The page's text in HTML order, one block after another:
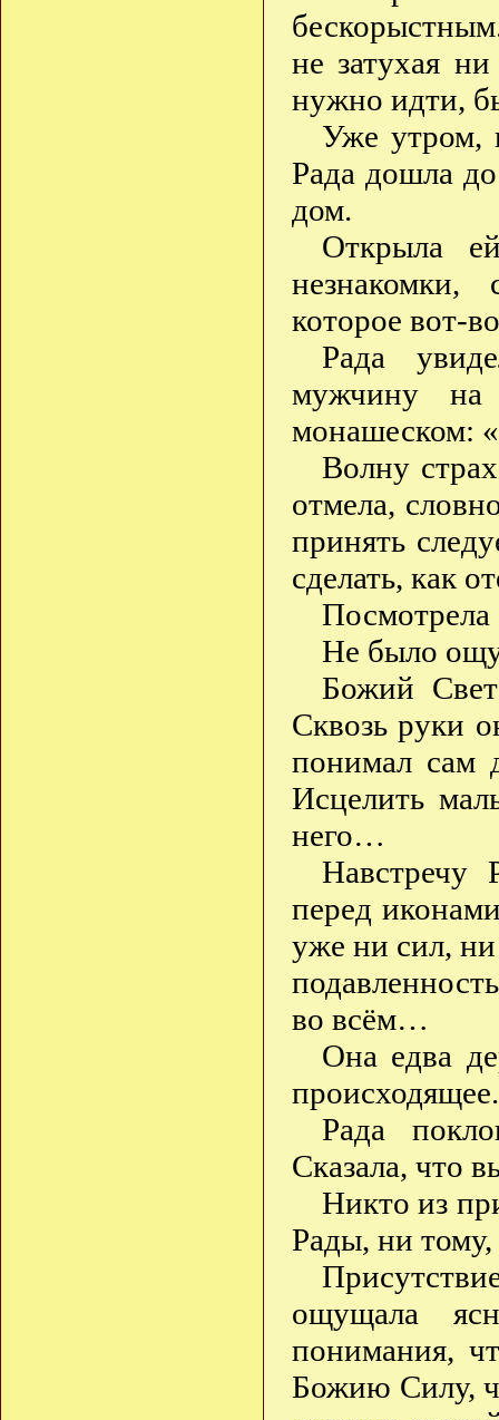
не затухая
нужно идти,
Уже утром,
Рада дошла
дом.
Открыла
незнакомки,
которое вот-
Рада
мужчину на
монашеском:
Волну
отмела,
принять
сделать, как
Не было
Божий
Сквозь руки
понимал сам
Исцелить
него…
Навстречу
перед
уже ни сил,
во всём…
Она едва
происходящее.
Рада
Сказала, что
Никто из
Рады, ни тому,
ощущала
понимания,
Божию Силу,